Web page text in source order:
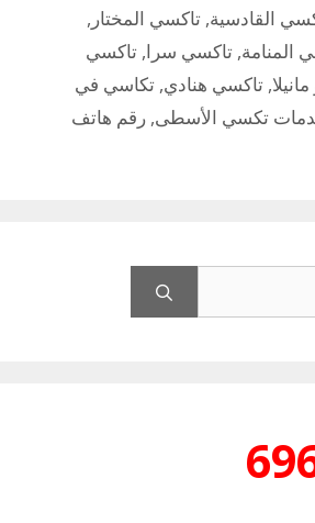
القادسية, تاكسي المختار ,
المنامة, تاكسي سرا, تاكسي
, تاكسي هنادي, تكاسي في
تكسي الأسطى, رقم هاتف